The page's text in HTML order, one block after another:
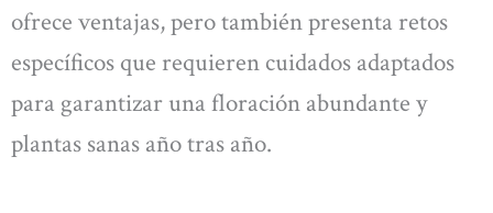
ofrece ventajas, pero también presenta retos
específicos que requieren cuidados adaptados
para garantizar una floración abundante y
plantas sanas año tras año.